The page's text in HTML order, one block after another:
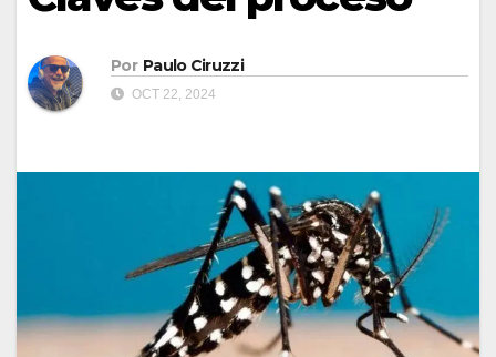
Por Paulo Ciruzzi
OCT 22, 2024